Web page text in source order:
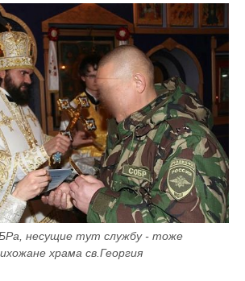
несущие тут службу - тоже
храма св.Георгия